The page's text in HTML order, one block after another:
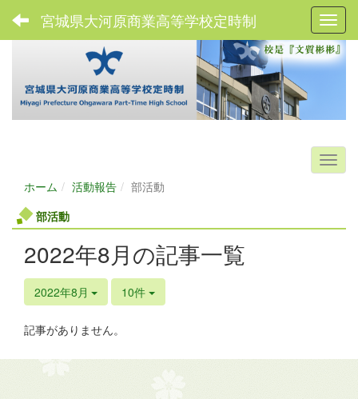
宮城県大河原商業高等学校定時制
ホーム 活動報告
部活動
部活動
2022年8月の記事一覧
2022年8月 10件
記事がありません。